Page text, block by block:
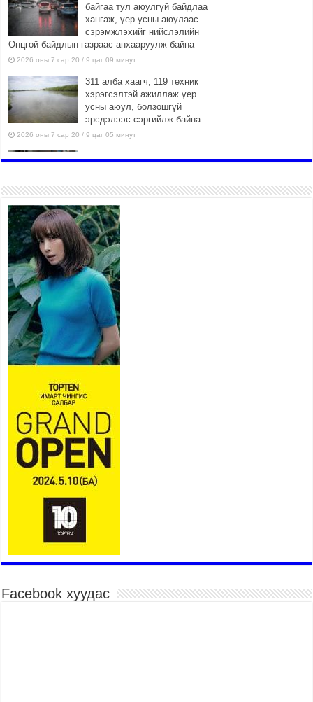
байгаа тул аюулгүй байдлаа
хангаж, үер усны аюулаас
сэрэмжлэхийг нийслэлийн
Онцгой байдлын газраас анхааруулж байна
2026 оны 7 сар 20 / 9 цаг 09 минут
311 алба хаагч, 119 техник
хэрэгсэлтэй ажиллаж үер
усны аюул, болзошгүй
эрсдэлээс сэргийлж байна
2026 оны 7 сар 20 / 9 цаг 05 минут
Үер усны болзошгүй аюулаас
сэргийлж, холбогдох
байгууллагууд өндөржүүлсэн
бэлэн байдалд ажиллаж байна
2026 оны 7 сар 15 / 13 цаг 06 минут
Монгол адууны үнэ цэнийг
дэлхийд сурталчлах “Дэлхийн
адууны өдөр”-т 15000 морьтон
оролцож байна
2026 оны 7 сар 15 / 11 цаг 51 минут
Шагайн харвааны насанд хүрэгчдийн багийн
шилдгүүд шалгарав
2026 оны 7 сар 15 / 11 цаг 45 минут
Үндэсний их баяр наадмын сур харвааны
шагналыг нийслэлийн Засаг дарга бөгөөд
Улаанбаатар хотын Захирагч Б.Пүрэвдагва
гардууллаа
2026 оны 7 сар 15 / 11 цаг 41 минут
Нийслэлийн Эрүүл мэндийн газраас 45 баг
иргэдэд тусламж, үйлчилгээ үзүүлж байна
2026 оны 7 сар 15 / 11 цаг 30 минут
Хүчит бөхийн барилдааны тавын даваа
үргэлжилж байна
Төв цэнгэлдэх орчмын цэвэрлэгээ, үйлчилгээнд
Facebook хуудас